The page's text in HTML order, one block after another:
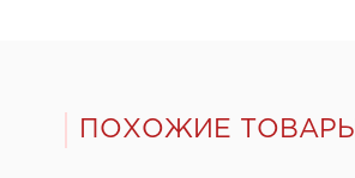
ПОХОЖИЕ ТОВАРЫ